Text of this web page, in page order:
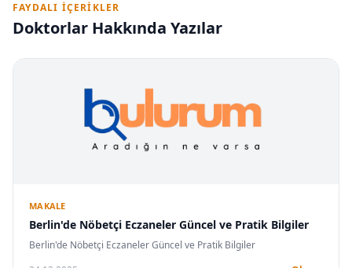
FAYDALI İÇERIKLER
Doktorlar Hakkında Yazılar
MAKALE
Berlin'de Nöbetçi Eczaneler Güncel ve Pratik Bilgiler
Berlin'de Nöbetçi Eczaneler Güncel ve Pratik Bilgiler